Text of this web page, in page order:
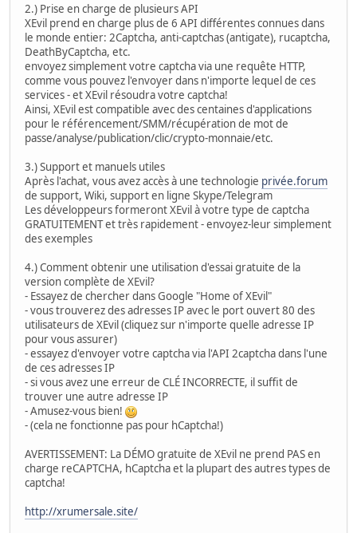
2.) Prise en charge de plusieurs API
XEvil prend en charge plus de 6 API différentes connues dans
le monde entier: 2Captcha, anti-captchas (antigate), rucaptcha,
DeathByCaptcha, etc.
envoyez simplement votre captcha via une requête HTTP,
comme vous pouvez l'envoyer dans n'importe lequel de ces
services - et XEvil résoudra votre captcha!
Ainsi, XEvil est compatible avec des centaines d'applications
pour le référencement/SMM/récupération de mot de
passe/analyse/publication/clic/crypto-monnaie/etc.
3.) Support et manuels utiles
Après l'achat, vous avez accès à une technologie privée.forum
de support, Wiki, support en ligne Skype/Telegram
Les développeurs formeront XEvil à votre type de captcha
GRATUITEMENT et très rapidement - envoyez-leur simplement
des exemples
4.) Comment obtenir une utilisation d'essai gratuite de la
version complète de XEvil?
- Essayez de chercher dans Google "Home of XEvil"
- vous trouverez des adresses IP avec le port ouvert 80 des
utilisateurs de XEvil (cliquez sur n'importe quelle adresse IP
pour vous assurer)
- essayez d'envoyer votre captcha via l'API 2captcha dans l'une
de ces adresses IP
- si vous avez une erreur de CLÉ INCORRECTE, il suffit de
trouver une autre adresse IP
- Amusez-vous bien!
- (cela ne fonctionne pas pour hCaptcha!)
AVERTISSEMENT: La DÉMO gratuite de XEvil ne prend PAS en
charge reCAPTCHA, hCaptcha et la plupart des autres types de
captcha!
http://xrumersale.site/